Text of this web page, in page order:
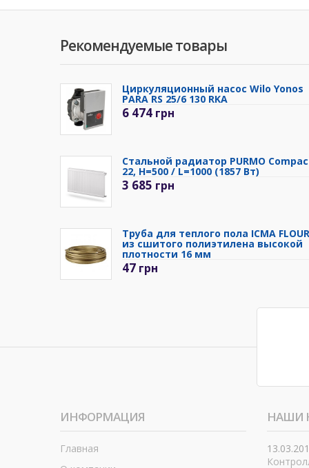
Рекомендуемые товары
Циркуляционный насос Wilo Yonos
PARA RS 25/6 130 RKA
6 474 грн
Стальной радиатор PURMO
22, H=500 / L=1000 (1857 Вт)
3 685 грн
Труба для теплого пола ICMA FLOUR
из сшитого полиэтилена высокой
плотности 16 мм
47 грн
ИНФОРМАЦИЯ
Главная
НАШИ